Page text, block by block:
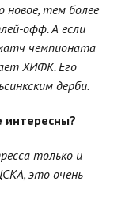
новое, тем более
офф. А если
чемпионата
ХИФК. Его
дерби.
интересны?
только и
это очень